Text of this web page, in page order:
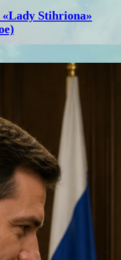
Stihriona»